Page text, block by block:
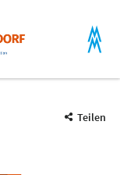
Teilen